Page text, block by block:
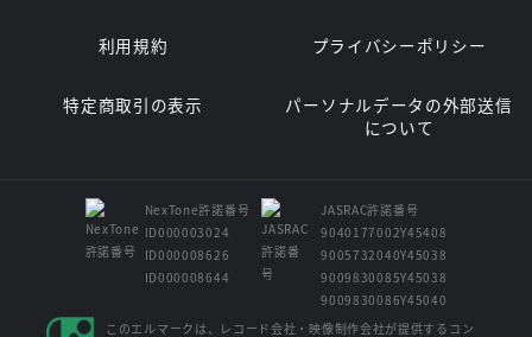
利用規約 プライバシーポリシー
特定商取引の表示
パーソナルデータの外部送信
について
NexTone許諾番号
ID000003024
ID000008626
ID000008644
JASRAC許諾番号
9040177002Y45408
9005732040Y45038
9009830085Y45038
9009830086Y45040
このエルマークは、レコード会社・映像制作会社が提供するコン